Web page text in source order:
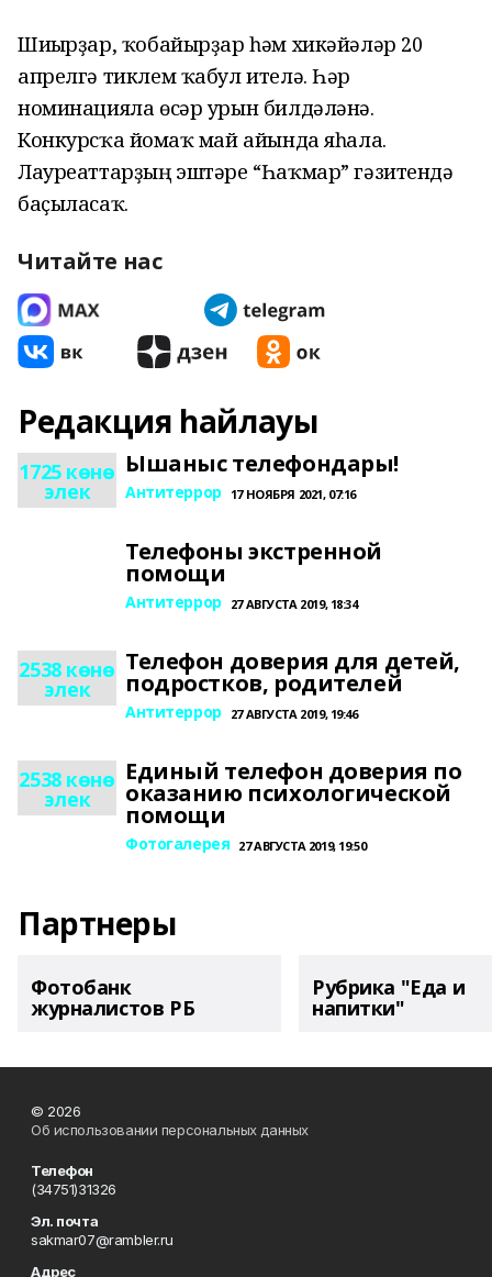
Шиғырҙар, ҡобайырҙар һәм хикәйәләр 20
апрелгә тиклем ҡабул ителә. Һәр
номинацияла өсәр урын билдәләнә.
Конкурсҡа йомғаҡ май айында яһала.
Лауреаттарҙың эштәре “Һаҡмар” гәзитендә
баҫыласаҡ.
Читайте нас
Редакция һайлауы
1725 көнө
элек
Ышаныс телефондары!
Антитеррор 17 НОЯБРЯ 2021, 07:16
Телефоны экстренной
помощи
Антитеррор 27 АВГУСТА 2019, 18:34
2538 көнө
элек
Телефон доверия для детей,
подростков, родителей
Антитеррор 27 АВГУСТА 2019, 19:46
2538 көнө
элек
Единый телефон доверия по
оказанию психологической
помощи
Фотогалерея 27 АВГУСТА 2019, 19:50
Партнеры
Фотобанк
журналистов РБ
Рубрика "Еда и
напитки"
© 2026
Об использовании персональных данных
Телефон
(34751)31326
Эл. почта
sakmar07@rambler.ru
Адрес